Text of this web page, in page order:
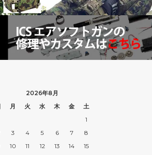
2026年8月
月 火 水 木 金
土
1
3 4 5 6 7
8
10 11 12 13 14
15